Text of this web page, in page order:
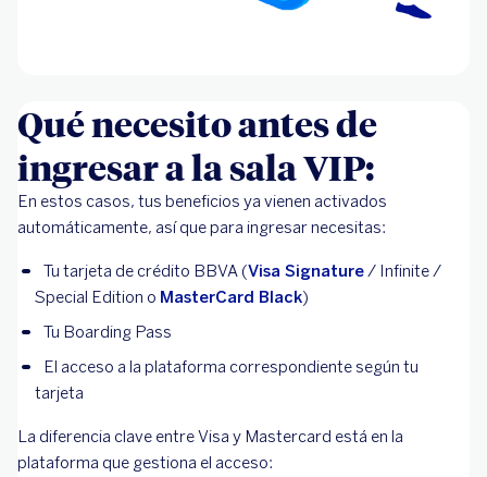
Qué necesito antes de
ingresar a la sala VIP:
En estos casos, tus beneficios ya vienen activados
automáticamente, así que para ingresar necesitas:
Tu tarjeta de crédito BBVA (Visa Signature/ Infinite /
Special Edition o MasterCard Black)
Tu Boarding Pass
El acceso a la plataforma correspondiente según tu
tarjeta
La diferencia clave entre Visa y Mastercard está en la
plataforma que gestiona el acceso: